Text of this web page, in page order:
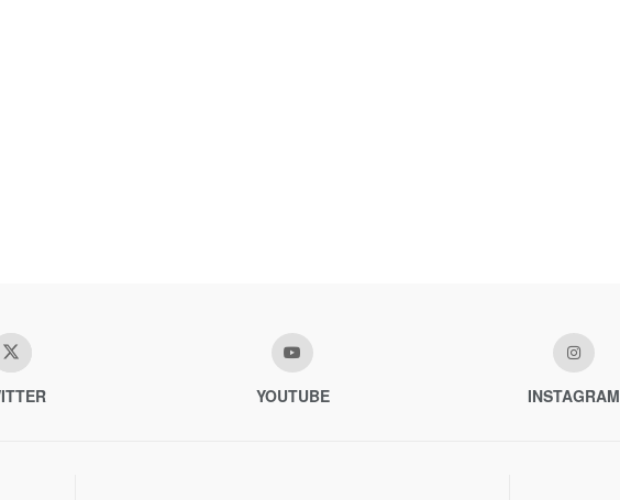
YOUTUBE INSTAGRAM